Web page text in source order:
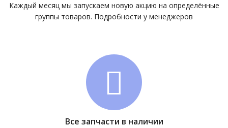
Каждый месяц мы запускаем новую акцию на определённые
группы товаров. Подробности у менеджеров
Все запчасти в наличии